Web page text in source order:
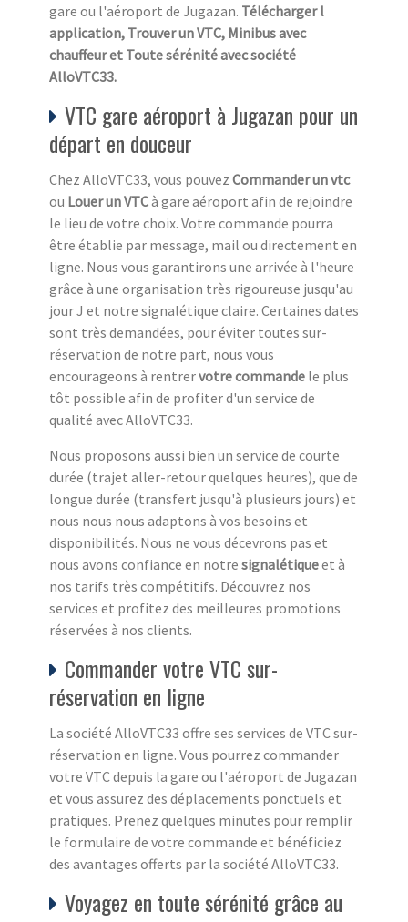
gare ou l'aéroport de Jugazan. Télécharger l
application, Trouver un VTC, Minibus avec
chauffeur et Toute sérénité avec société
AlloVTC33.
VTC gare aéroport à Jugazan pour un
départ en douceur
Chez AlloVTC33, vous pouvez Commander un vtc
ou Louer un VTCà gare aéroport afin de rejoindre
le lieu de votre choix. Votre commande pourra
être établie par message, mail ou directement en
ligne. Nous vous garantirons une arrivée à l'heure
grâce à une organisation très rigoureuse jusqu'au
jour J et notre signalétique claire. Certaines dates
sont très demandées, pour éviter toutes sur-
réservation de notre part, nous vous
encourageons à rentrervotre commande le plus
tôt possible afin de profiter d'un service de
qualité avec AlloVTC33.
Nous proposons aussi bien un service de courte
durée (trajet aller-retour quelques heures), que de
longue durée (transfert jusqu'à plusieurs jours) et
nous nous nous adaptons à vos besoins et
disponibilités. Nous ne vous décevrons pas et
nous avons confiance en notre signalétiqueet à
nos tarifs très compétitifs. Découvrez nos
services et profitez des meilleures promotions
réservées à nos clients.
Commander votre VTC sur-
réservation en ligne
La société AlloVTC33 offre ses services de VTC sur-
réservation en ligne. Vous pourrez commander
votre VTC depuis la gare ou l'aéroport de Jugazan
et vous assurez des déplacements ponctuels et
pratiques. Prenez quelques minutes pour remplir
le formulaire de votre commande et bénéficiez
des avantages offerts par la société AlloVTC33.
Voyagez en toute sérénité grâce au